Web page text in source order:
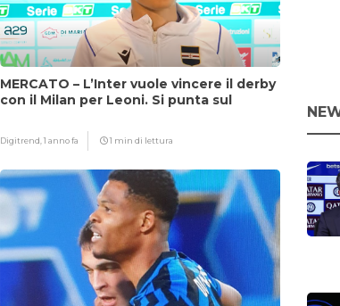
MERCATO – L’Inter vuole vincere il derby
con il Milan per Leoni. Si punta sul
Digitrend,1 anno fa 1 min di lettura